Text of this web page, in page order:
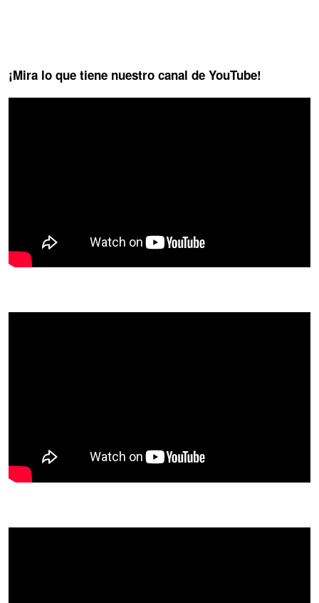
¡Mira lo que tiene nuestro canal de YouTube!